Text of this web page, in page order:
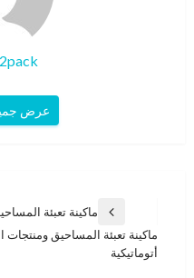
عرض
المقالات
المقالة
السابقة
ماكينة تعبئة
المقالة
ماكينة تعبئة المساحيق ومنتجات
أتوماتيكية